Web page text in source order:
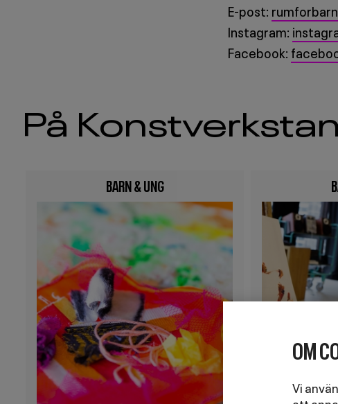
E-post:
Instagram:
Facebook:
På Konstverkstan
BARN & UNG
Image Image
OM
Vi